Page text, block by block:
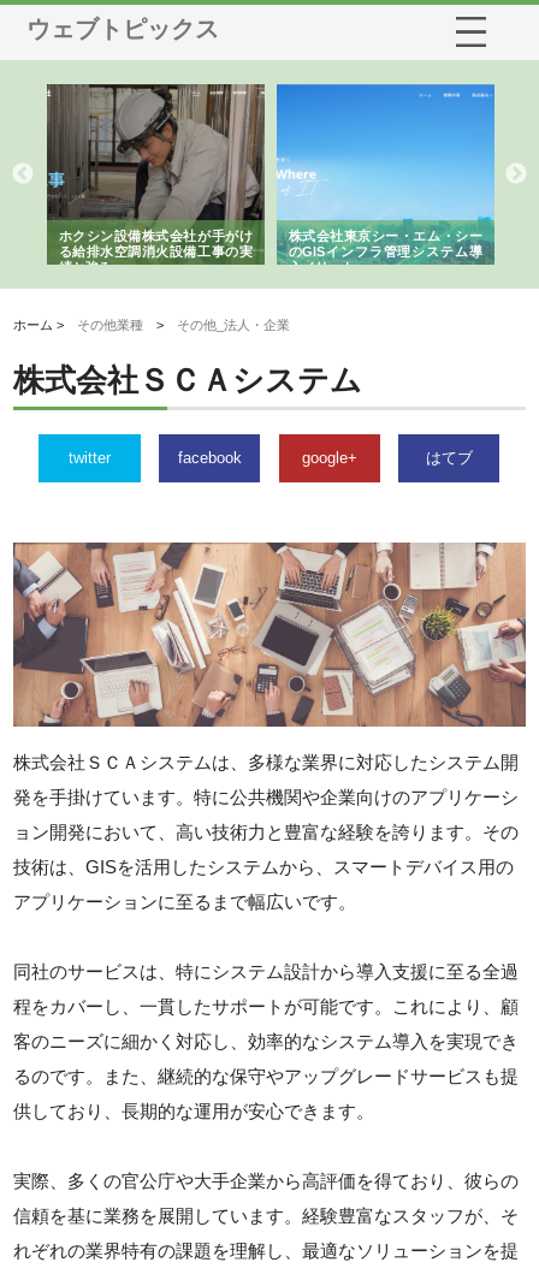
ウェブトピックス
ホクシン設備株式会社が手がけ
る給排水空調消火設備工事の実
績と強み
株式会社東京シー・エム・シー
のGISインフラ管理システム導
入メリット
ホーム > その他業種 > その他_法人・企業
株式会社ＳＣＡシステム
twitter facebook google+ はてブ
株式会社ＳＣＡシステムは、多様な業界に対応したシステム開
発を手掛けています。特に公共機関や企業向けのアプリケーシ
ョン開発において、高い技術力と豊富な経験を誇ります。その
技術は、GISを活用したシステムから、スマートデバイス用の
アプリケーションに至るまで幅広いです。
同社のサービスは、特にシステム設計から導入支援に至る全過
程をカバーし、一貫したサポートが可能です。これにより、顧
客のニーズに細かく対応し、効率的なシステム導入を実現でき
るのです。また、継続的な保守やアップグレードサービスも提
供しており、長期的な運用が安心できます。
実際、多くの官公庁や大手企業から高評価を得ており、彼らの
信頼を基に業務を展開しています。経験豊富なスタッフが、そ
れぞれの業界特有の課題を理解し、最適なソリューションを提